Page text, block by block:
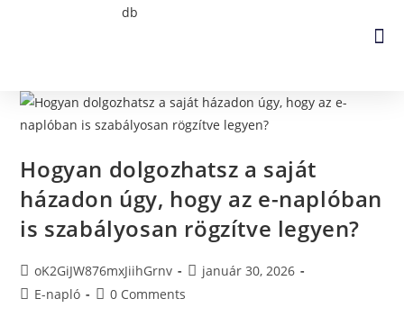
Hogyan dolgozhatsz a saját
házadon úgy, hogy az e-naplóban
is szabályosan rögzítve legyen?
oK2GiJW876mxJiihGrnv
január 30, 2026
E-napló
0 Comments